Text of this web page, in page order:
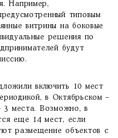
Например,
типовым
витрины на боковые
решения по
будут
включить 10 мест
в Октябрьском –
3 места. Возможно, в
еще 14 мест, если
размещение объектов с